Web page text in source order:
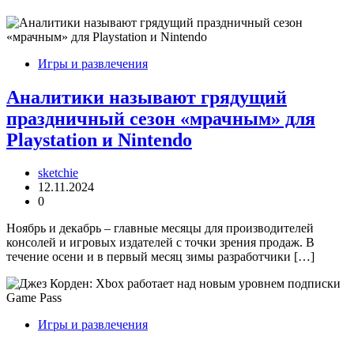
Игры и развлечения
Аналитики называют грядущий
праздничный сезон «мрачным» для
Playstation и Nintendo
sketchie
12.11.2024
0
Ноябрь и декабрь – главные месяцы для производителей
консолей и игровых издателей с точки зрения продаж. В
течение осени и в первый месяц зимы разработчики […]
Игры и развлечения